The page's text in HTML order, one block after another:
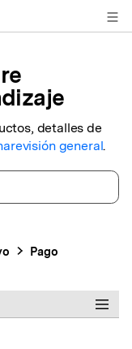
detalles de
visión general.
Pago